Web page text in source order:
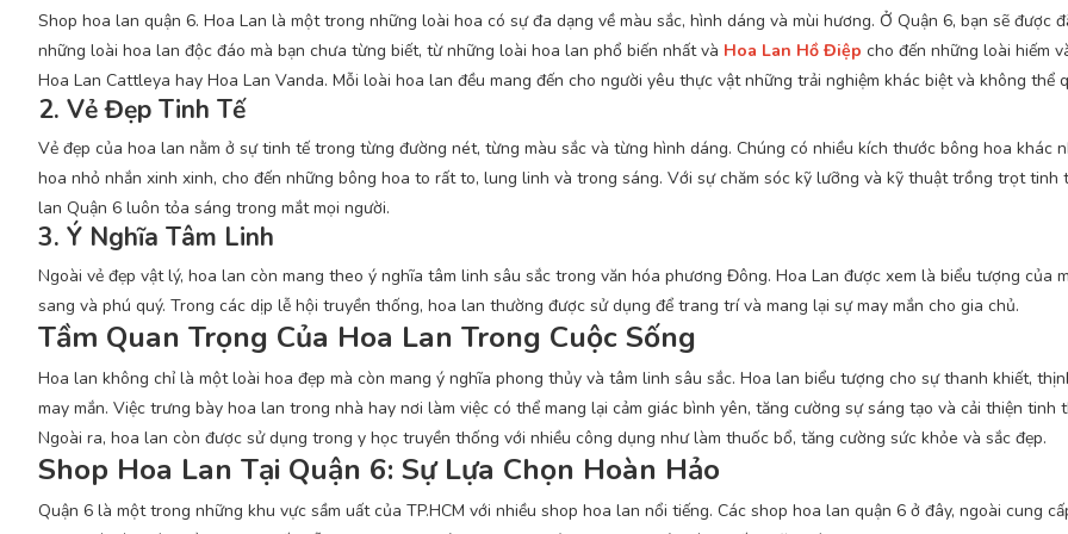
Shop hoa lan quận 6. Hoa Lan là một trong những loài hoa có sự đa dạng về màu sắc, hình dáng và mùi hương. Ở Quận 6, bạn sẽ được
những loài hoa lan độc đáo mà bạn chưa từng biết, từ những loài hoa lan phổ biến nhất và Hoa Lan Hồ Điệp cho đến những loài hiếm
Hoa Lan Cattleya hay Hoa Lan Vanda. Mỗi loài hoa lan đều mang đến cho người yêu thực vật những trải nghiệm khác biệt và không thể
2. Vẻ Đẹp Tinh Tế
Vẻ đẹp của hoa lan nằm ở sự tinh tế trong từng đường nét, từng màu sắc và từng hình dáng. Chúng có nhiều kích thước bông hoa khác
hoa nhỏ nhắn xinh xinh, cho đến những bông hoa to rất to, lung linh và trong sáng. Với sự chăm sóc kỹ lưỡng và kỹ thuật trồng trọt tinh
lan Quận 6 luôn tỏa sáng trong mắt mọi người.
3. Ý Nghĩa Tâm Linh
Ngoài vẻ đẹp vật lý, hoa lan còn mang theo ý nghĩa tâm linh sâu sắc trong văn hóa phương Đông. Hoa Lan được xem là biểu tượng của
sang và phú quý. Trong các dịp lễ hội truyền thống, hoa lan thường được sử dụng để trang trí và mang lại sự may mắn cho gia chủ.
Tầm Quan Trọng Của Hoa Lan Trong Cuộc Sống
Hoa lan không chỉ là một loài hoa đẹp mà còn mang ý nghĩa phong thủy và tâm linh sâu sắc. Hoa lan biểu tượng cho sự thanh khiết,
may mắn. Việc trưng bày hoa lan trong nhà hay nơi làm việc có thể mang lại cảm giác bình yên, tăng cường sự sáng tạo và cải thiện tinh
Ngoài ra, hoa lan còn được sử dụng trong y học truyền thống với nhiều công dụng như làm thuốc bổ, tăng cường sức khỏe và sắc đẹp.
Shop Hoa Lan Tại Quận 6: Sự Lựa Chọn Hoàn Hảo
Quận 6 là một trong những khu vực sầm uất của TP.HCM với nhiều shop hoa lan nổi tiếng. Các shop hoa lan quận 6 ở đây, ngoài cung